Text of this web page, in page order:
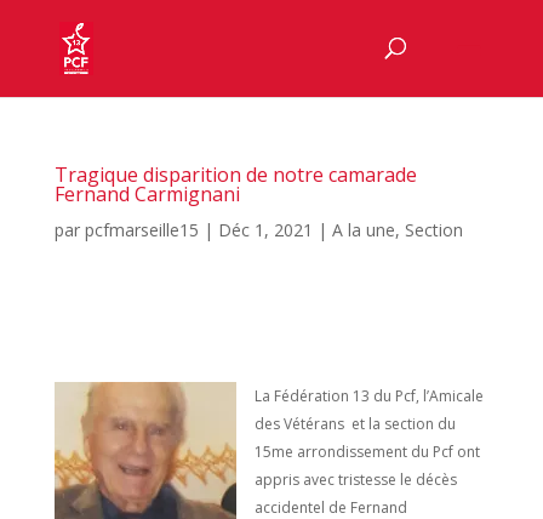
Tragique disparition de notre camarade
Fernand Carmignani
par pcfmarseille15 | Déc 1, 2021 | A la une, Section
La Fédération 13 du Pcf, l’Amicale
des Vétérans et la section du
15me arrondissement du Pcf ont
appris avec tristesse le décès
accidentel de Fernand